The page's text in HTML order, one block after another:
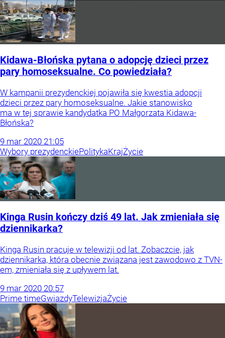
Kidawa-Błońska pytana o adopcję dzieci przez
pary homoseksualne. Co powiedziała?
W kampanii prezydenckiej pojawiła się kwestia adopcji
dzieci przez pary homoseksualne. Jakie stanowisko
ma w tej sprawie kandydatka PO Małgorzata Kidawa-
Błońska?
9 mar 2020 21:05
Wybory prezydenckiePolitykaKrajŻycie
Kinga Rusin kończy dziś 49 lat. Jak zmieniała się
dziennikarka?
Kinga Rusin pracuje w telewizji od lat. Zobaczcie, jak
dziennikarka, która obecnie związana jest zawodowo z TVN-
em, zmieniała się z upływem lat.
9 mar 2020 20:57
Prime timeGwiazdyTelewizjaŻycie